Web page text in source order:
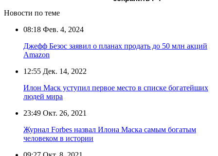
Новости по теме
08:18 Фев. 4, 2024
Джефф Безос заявил о планах продать до 50 млн акций
Amazon
12:55 Дек. 14, 2022
Илон Маск уступил первое место в списке богатейших
людей мира
23:49 Окт. 26, 2021
Журнал Forbes назвал Илона Маска самым богатым
человеком в истории